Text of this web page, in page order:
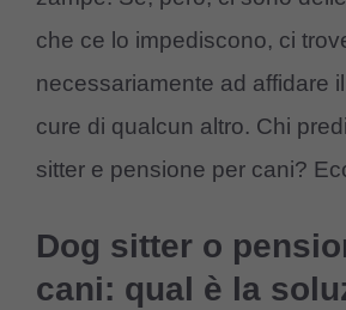
che ce lo impediscono, ci
necessariamente ad affidare
cure di qualcun altro. Chi
sitter e pensione per cani?
Dog sitter o
cani: qual è la